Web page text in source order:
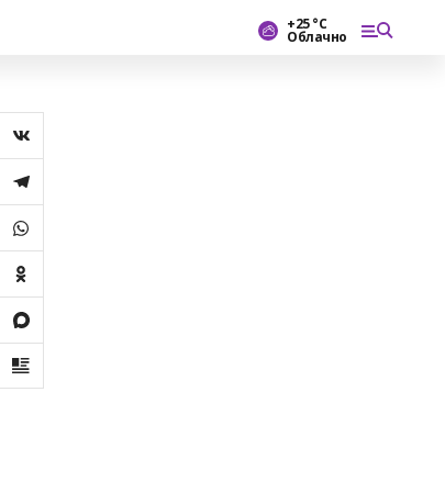
+25 °С
Облачно